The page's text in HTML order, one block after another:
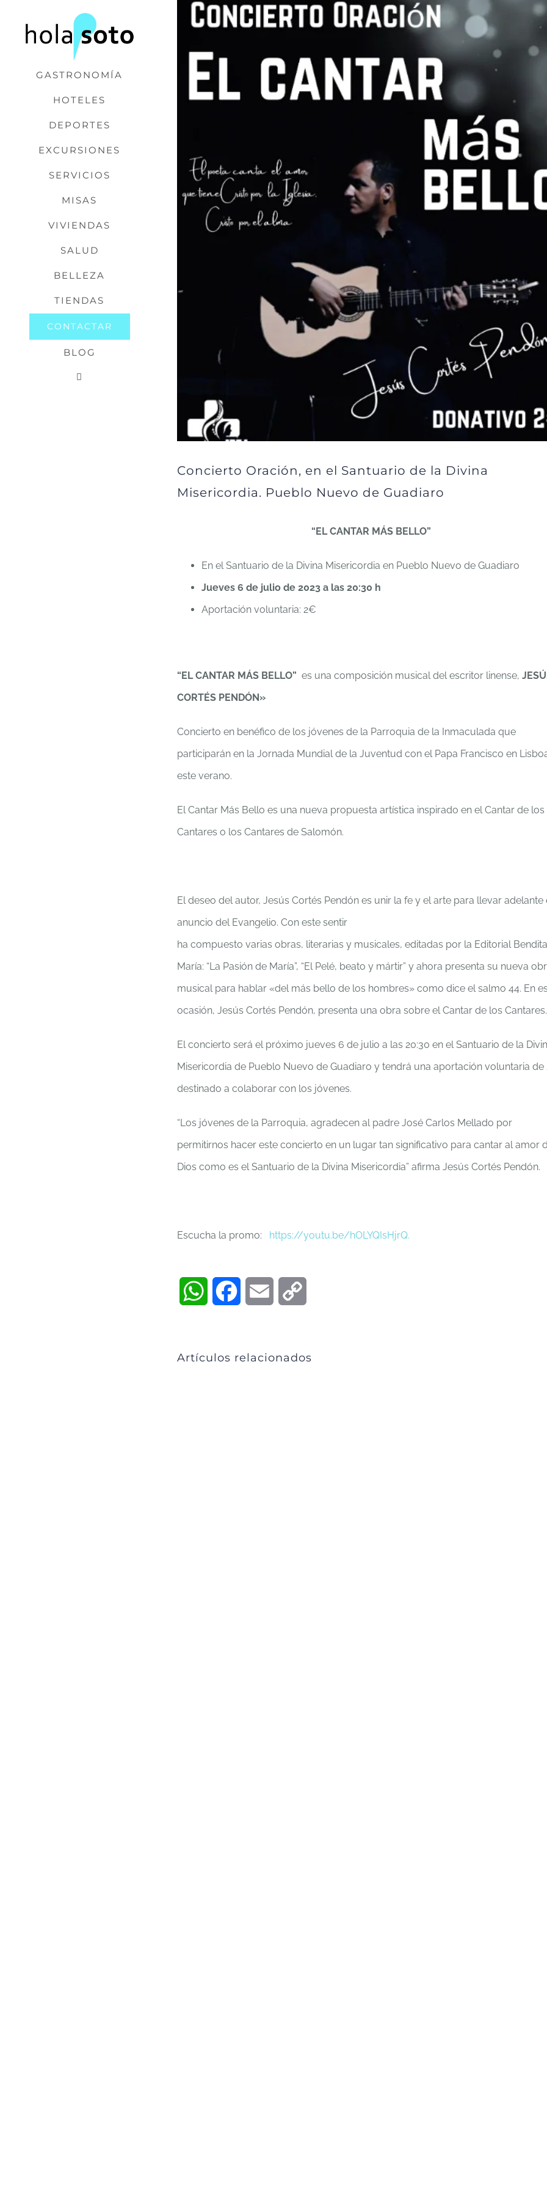
GASTRONOMÍA
HOTELES
DEPORTES
EXCURSIONES
SERVICIOS
MISAS
VIVIENDAS
SALUD
BELLEZA
TIENDAS
CONTACTAR
BLOG
Concierto Oración, en el Santuario de la Divina
Misericordia. Pueblo Nuevo de Guadiaro
“EL CANTAR MÁS BELLO”
En el Santuario de la Divina Misericordia en Pueblo Nuevo de Guadiaro
Jueves 6 de julio de 2023 a las 20:30 h
Aportación voluntaria: 2€
“EL CANTAR MÁS BELLO” es una composición musical del escritor linense,
CORTÉS PENDÓN»
Concierto en benéfico de los jóvenes de la Parroquia de la Inmaculada que
participarán en la Jornada Mundial de la Juventud con el Papa Francisco en
este verano.
El Cantar Más Bello es una nueva propuesta artística inspirado en el Cantar de los
Cantares o los Cantares de Salomón.
El deseo del autor, Jesús Cortés Pendón es unir la fe y el arte para llevar adelante
anuncio del Evangelio. Con este sentir
ha compuesto varias obras, literarias y musicales, editadas por la Editorial Bendita
María: “La Pasión de María”, “El Pelé, beato y mártir” y ahora presenta su nueva
musical para hablar «del más bello de los hombres» como dice el salmo 44. En
ocasión, Jesús Cortés Pendón, presenta una obra sobre el Cantar de los Cantares.
El concierto será el próximo jueves 6 de julio a las 20:30 en el Santuario de la
Misericordia de Pueblo Nuevo de Guadiaro y tendrá una aportación voluntaria
destinado a colaborar con los jóvenes.
“Los jóvenes de la Parroquia, agradecen al padre José Carlos Mellado por
permitirnos hacer este concierto en un lugar tan significativo para cantar al amor
Dios como es el Santuario de la Divina Misericordia” afirma Jesús Cortés Pendón.
Escucha la promo: https://youtu.be/hOLYQIsHjrQ.
WhatsAppFacebookEmail
Artículos relacionados